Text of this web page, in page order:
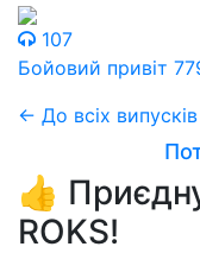
107
Бойовий привіт
← До всіх випусків
👍
ROKS!